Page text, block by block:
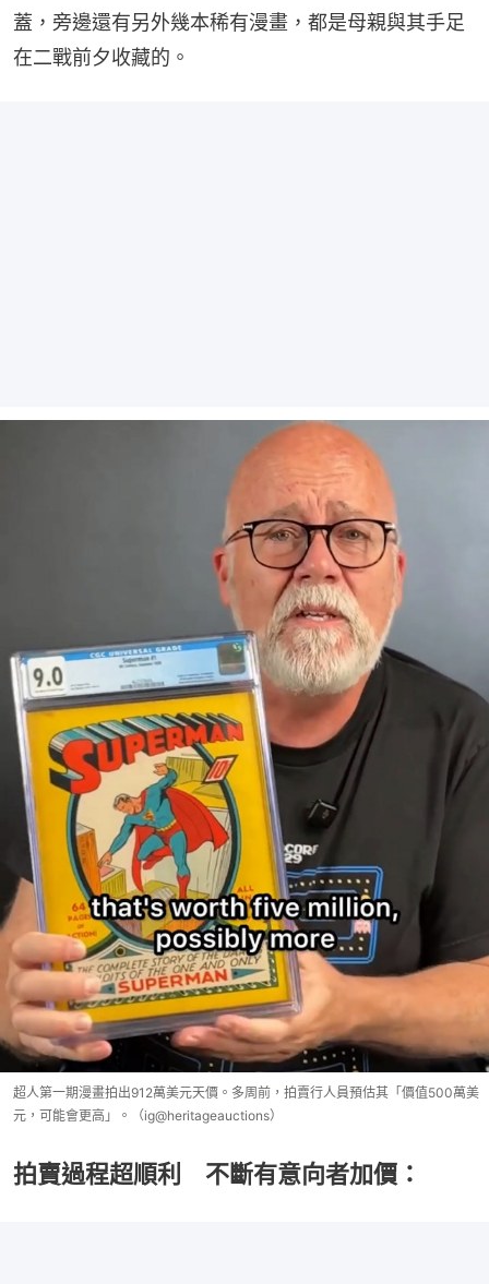
蓋，旁邊還有另外幾本稀有漫畫，都是母親與其手足
在二戰前夕收藏的。
超人第一期漫畫拍出912萬美元天價。多周前，拍賣行人員預估其「價值500萬美
元，可能會更高」。（ig@heritageauctions）
拍賣過程超順利 不斷有意向者加價：